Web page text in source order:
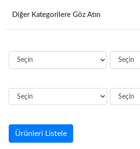
Diğer Kategorilere Göz Atın
Ürünleri Listele